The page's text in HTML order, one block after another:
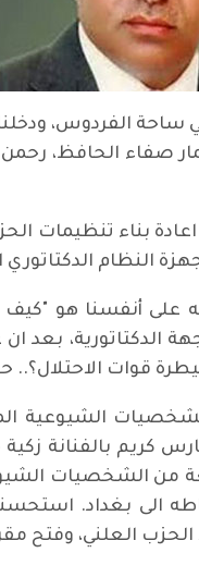
صفاء الحافظ،
اعادة بناء
النظام
على أنفسنا هو "كيف
الدكتاتورية، بعد
قوات
الشيوعية
كريم بالفنانة زكية
من الشخصيات
الى بغداد.
العلني، وفتح